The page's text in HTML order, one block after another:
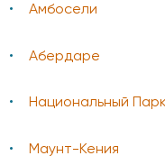
Амбосели
Абердаре
Национальный
Маунт-Кения